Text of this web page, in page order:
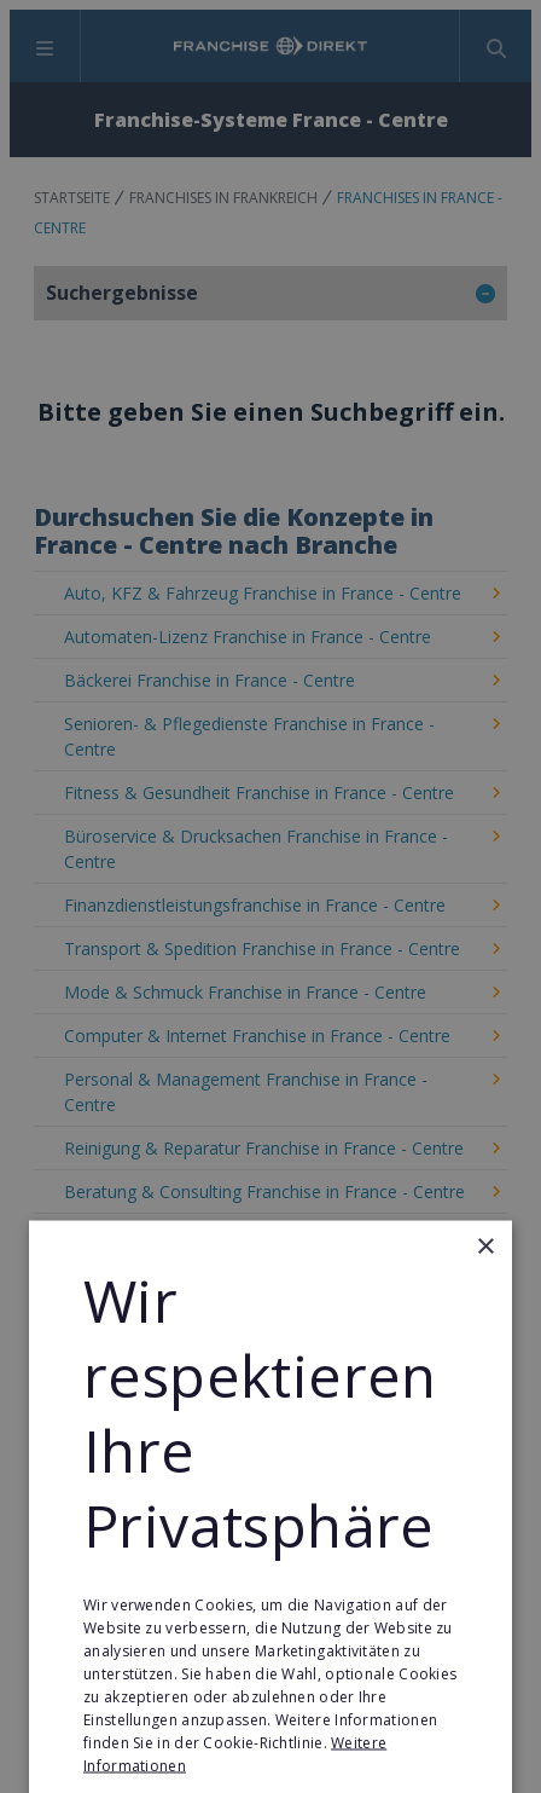
Menü Suchen
Franchise-Systeme France - Centre
STARTSEITE FRANCHISES IN FRANKREICH
FRANCHISES IN FRANCE -
CENTRE
Suchergebnisse
Bitte geben Sie einen Suchbegriff ein.
Durchsuchen Sie die Konzepte in
France - Centre nach Branche
Auto, KFZ & Fahrzeug Franchise in France - Centre
Automaten-Lizenz Franchise in France - Centre
Bäckerei Franchise in France - Centre
Senioren- & Pflegedienste Franchise in France -
Centre
Fitness & Gesundheit Franchise in France - Centre
Büroservice & Drucksachen Franchise in France -
Centre
Finanzdienstleistungsfranchise in France - Centre
Transport & Spedition Franchise in France - Centre
Mode & Schmuck Franchise in France - Centre
Computer & Internet Franchise in France - Centre
Personal & Management Franchise in France -
Centre
Reinigung & Reparatur Franchise in France - Centre
Beratung & Consulting Franchise in France - Centre
Einzelhandel Franchise in France - Centre
Gebäude & Haustechnik Franchise in France - Centre
Handwerk Franchise in France - Centre
Dienstleistungsfranchise in France - Centre
Telekommunikation Franchise in France - Centre
Centre
Sport Franchise in France - Centre
Kaffee & Café Franchise in France - Centre
Tier- & Zoobedarf Franchise in France - Centre
Immobilien Franchise in France - Centre
Kinder & Erziehung Franchise in France - Centre
×
Wir
respektieren
Ihre
Privatsphäre
Wir verwenden Cookies, um die Navigation auf der
Website zu verbessern, die Nutzung der Website zu
analysieren und unsere Marketingaktivitäten zu
unterstützen. Sie haben die Wahl, optionale Cookies
zu akzeptieren oder abzulehnen oder Ihre
Einstellungen anzupassen. Weitere Informationen
finden Sie in der Cookie-Richtlinie.Weitere
Informationen